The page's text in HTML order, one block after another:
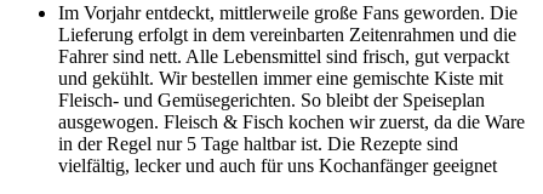
Im Vorjahr entdeckt, mittlerweile große Fans geworden. Die
Lieferung erfolgt in dem vereinbarten Zeitenrahmen und die
Fahrer sind nett. Alle Lebensmittel sind frisch, gut verpackt
und gekühlt. Wir bestellen immer eine gemischte Kiste mit
Fleisch- und Gemüsegerichten. So bleibt der Speiseplan
ausgewogen. Fleisch & Fisch kochen wir zuerst, da die Ware
in der Regel nur 5 Tage haltbar ist. Die Rezepte sind
vielfältig, lecker und auch für uns Kochanfänger geeignet